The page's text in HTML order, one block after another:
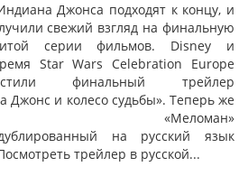
Джонса подходят к концу, и
свежий взгляд на финальную
серии фильмов. Disney и
Star Wars Celebration Europe
финальный трейлер
Джонс и колесо судьбы». Теперь же
«Меломан»
на русский язык
трейлер в русской...